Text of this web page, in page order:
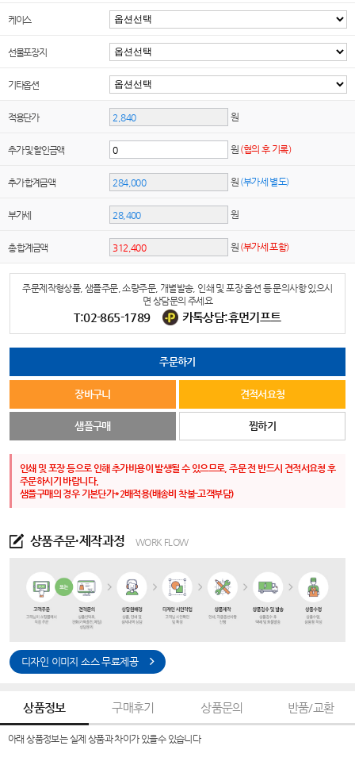
케이스
선물포장지
기타옵션
적용단가 원
추가 및 할인금액 원 (협의 후 기록)
추가 합계금액 원 (부가세 별도)
부가세 원
총 합계금액 원 (부가세 포함)
주문제작형상품, 샘플주문, 소량주문, 개별발송, 인쇄 및 포장 옵션 등 문의사항 있으시
면 상담문의 주세요
T:02-865-1789 카톡상담:휴먼기프트
주문하기
장바구니 견적서요청
샘플구매 찜하기
인쇄 및 포장 등으로 인해 추가비용이 발생될 수 있으므로, 주문 전 반드시 견적서요청 후
주문하시기 바랍니다.
샘플구매의 경우 기본단가*2배적용(배송비 착불-고객부담)
상품주문·제작과정 WORK FLOW
디자인 이미지 소스 무료제공
상품정보 구매후기 상품문의 반품/교환
아래 상품정보는 실제 상품과 차이가 있을수 있습니다